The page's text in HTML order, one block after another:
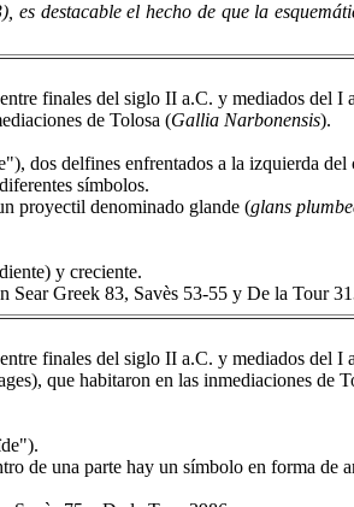
es destacable el hecho de que la
finales del siglo II a.C. y mediados del I
de Tolosa (Gallia Narbonensis).
dos delfines enfrentados a la izquierda del
símbolos.
proyectil denominado glande (glans
y creciente.
Sear Greek 83, Savès 53-55 y De la Tour
finales del siglo II a.C. y mediados del I
que habitaron en las inmediaciones de
de una parte hay un símbolo en forma de